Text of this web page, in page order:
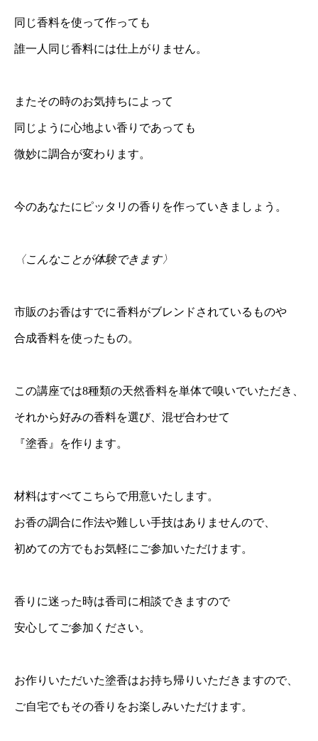
同じ香料を使って作っても
誰一人同じ香料には仕上がりません。
またその時のお気持ちによって
同じように心地よい香りであっても
微妙に調合が変わります。
今のあなたにピッタリの香りを作っていきましょう。
〈こんなことが体験できます〉
市販のお香はすでに香料がブレンドされているものや
合成香料を使ったもの。
この講座では8種類の天然香料を単体で嗅いでいただき、
それから好みの香料を選び、混ぜ合わせて
『塗香』を作ります。
材料はすべてこちらで用意いたします。
お香の調合に作法や難しい手技はありませんので、
初めての方でもお気軽にご参加いただけます。
香りに迷った時は香司に相談できますので
安心してご参加ください。
お作りいただいた塗香はお持ち帰りいただきますので、
ご自宅でもその香りをお楽しみいただけます。